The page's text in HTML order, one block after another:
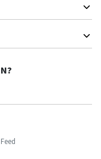
Feed